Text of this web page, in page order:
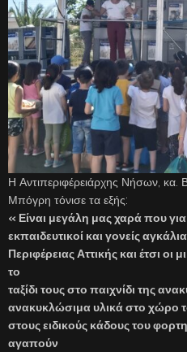
Η Αντιπεριφέρειάρχης Νήσων,
Μπόγρη τόνισε τα εξής:
« Είναι μεγάλη μας χαρά που
εκπαιδευτικοί και γονείς
Περιφέρειας Αττικής και έτσι οι
το
ταξίδι τους στο παιχνίδι της
ανακυκλώσιμα υλικά στο χώρο
στους ειδικούς κάδους του
αγαπούν